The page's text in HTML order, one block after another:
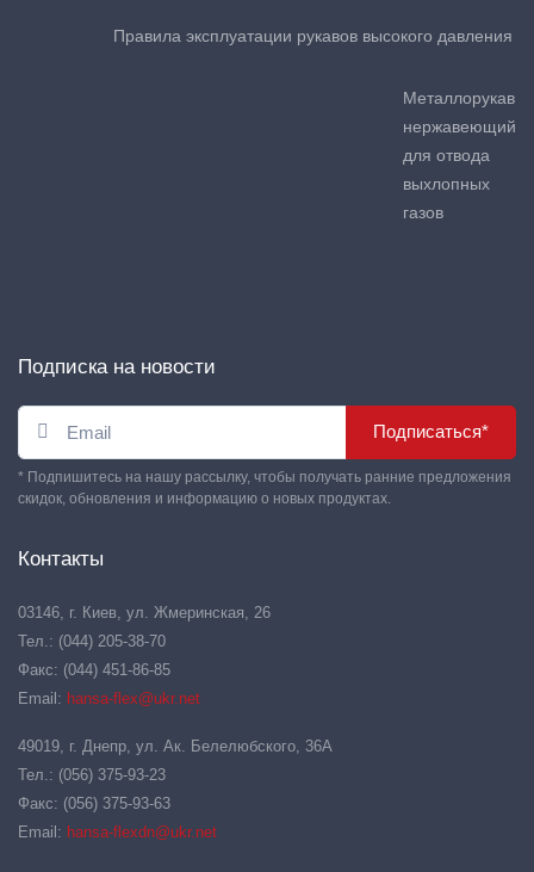
Правила эксплуатации рукавов высокого давления
Металлорукав
нержавеющий
для отвода
выхлопных
газов
Подписка на новости
Подписаться*
* Подпишитесь на нашу рассылку, чтобы получать ранние предложения
скидок, обновления и информацию о новых продуктах.
Контакты
03146, г. Киев, ул. Жмеринская, 26
Тел.: (044) 205-38-70
Факс: (044) 451-86-85
Email: hansa-flex@ukr.net
49019, г. Днепр, ул. Ак. Белелюбского, 36А
Тел.: (056) 375-93-23
Факс: (056) 375-93-63
Email: hansa-flexdn@ukr.net